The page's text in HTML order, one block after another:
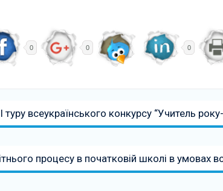
0 0 0
туру всеукраїнського конкурсу “Учитель
процесу в початковій школі в умовах